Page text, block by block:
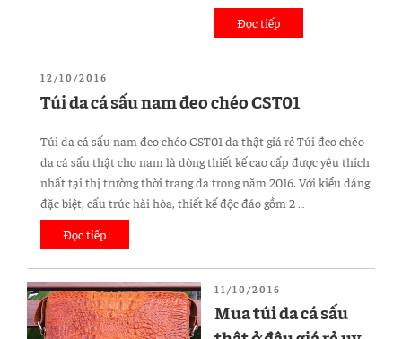
Đọc tiếp
chuyên
cá
–
đồ
da
đà
đồ
bò
giá
ĐĂNG
TRONG
12/10/2016
Túi da cá sấu nam đeo chéo CST01
Túi da cá sấu nam đeo chéo CST01 da thật giá rẻ Túi đeo chéo
da cá sấu thật cho nam là dòng thiết kế cao cấp được yêu thích
nhất tại thị trường thời trang da trong năm 2016. Với kiểu dáng
đặc biệt, cấu trúc hài hòa, thiết kế độc đáo gồm 2 …
Đọc tiếp
da
sấu
nam
ĐĂNG
11/10/2016
Mua túi da cá sấu